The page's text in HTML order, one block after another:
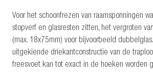
Voor het schoonfrezen van raamsponningen
stopverf en glasresten zitten, het vergroten
(max. 18x75mm) voor bijvoorbeeld
uitgekiende driekantconstructie van de
freesvoet kan tot exact in de hoeken worden